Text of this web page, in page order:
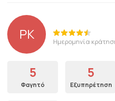
PK Ημερομηνία
5
Φαγητό
5
Εξυπηρέτηση